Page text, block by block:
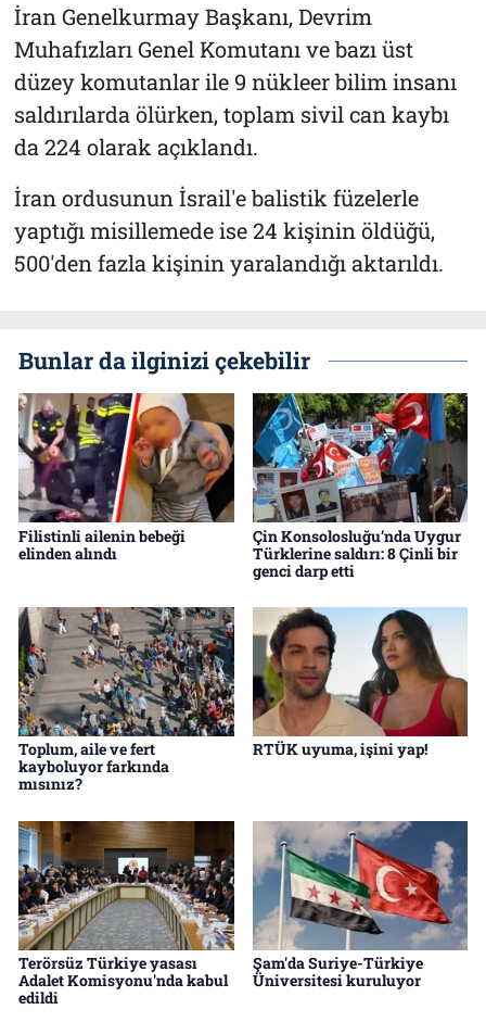
İran Genelkurmay Başkanı, Devrim
Muhafızları Genel Komutanı ve bazı üst
düzey komutanlar ile 9 nükleer bilim insanı
saldırılarda ölürken, toplam sivil can kaybı
da 224 olarak açıklandı.
İran ordusunun İsrail'e balistik füzelerle
yaptığı misillemede ise 24 kişinin öldüğü,
500'den fazla kişinin yaralandığı aktarıldı.
Bunlar da ilginizi çekebilir
Filistinli ailenin bebeği
elinden alındı
Çin Konsolosluğu’nda Uygur
Türklerine saldırı: 8 Çinli bir
genci darp etti
Toplum, aile ve fert
kayboluyor farkında
mısınız?
RTÜK uyuma, işini yap!
Terörsüz Türkiye yasası
Adalet Komisyonu'nda kabul
edildi
Şam'da Suriye-Türkiye
Üniversitesi kuruluyor